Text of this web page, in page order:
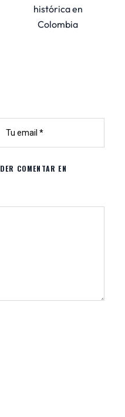
histórica en
Colombia
COMENTAR EN